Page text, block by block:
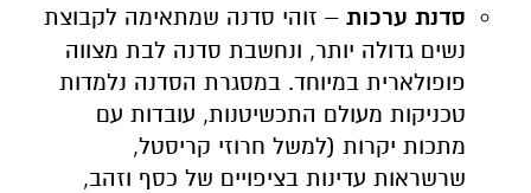
סדנת ערכות – זוהי סדנה שמתאימה לקבוצת
נשים גדולה יותר, ונחשבת סדנה לבת מצווה
פופולארית במיוחד. במסגרת הסדנה נלמדות
טכניקות מעולם התכשיטנות, עובדות עם
מתכות יקרות (למשל חרוזי קריסטל,
שרשראות עדינות בציפויים של כסף וזהב,